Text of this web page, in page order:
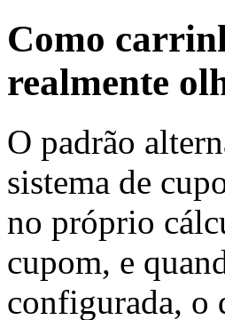
Como
realmente
O padrão
sistema de
no próprio
cupom, e
configurada, o